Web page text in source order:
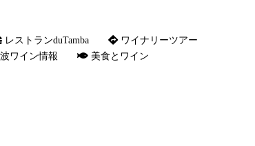
レストランduTamba
ワイナリーツアー
ワイン情報 美食とワイン